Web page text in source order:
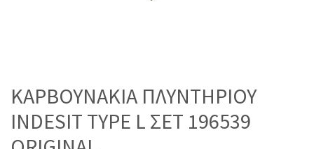
ΚΑΡΒΟΥΝΑΚΙΑ ΠΛΥΝΤΗΡΙΟΥ
INDESIT TYPE L ΣΕΤ 196539